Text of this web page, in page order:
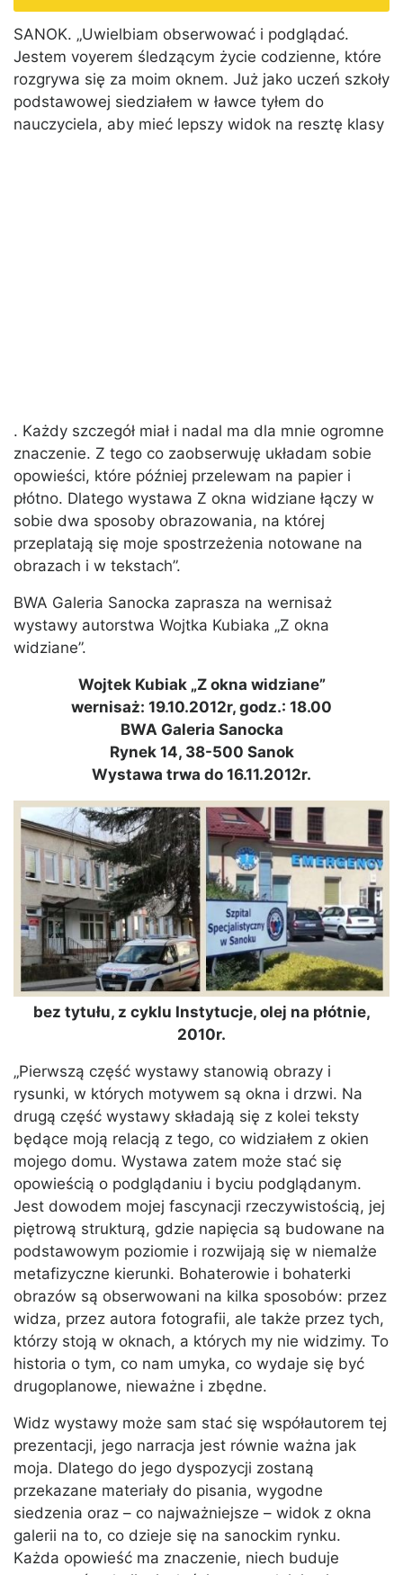
SANOK. „Uwielbiam obserwować i podglądać.
Jestem voyerem śledzącym życie codzienne, które
rozgrywa się za moim oknem. Już jako uczeń szkoły
podstawowej siedziałem w ławce tyłem do
nauczyciela, aby mieć lepszy widok na resztę klasy
. Każdy szczegół miał i nadal ma dla mnie ogromne
znaczenie. Z tego co zaobserwuję układam sobie
opowieści, które później przelewam na papier i
płótno. Dlatego wystawa Z okna widziane łączy w
sobie dwa sposoby obrazowania, na której
przeplatają się moje spostrzeżenia notowane na
obrazach i w tekstach”.
BWA Galeria Sanocka zaprasza na wernisaż
wystawy autorstwa Wojtka Kubiaka „Z okna
widziane”.
Wojtek Kubiak „Z okna widziane”
wernisaż: 19.10.2012r, godz.: 18.00
BWA Galeria Sanocka
Rynek 14, 38-500 Sanok
Wystawa trwa do 16.11.2012r.
bez tytułu, z cyklu Instytucje, olej na płótnie,
2010r.
„Pierwszą część wystawy stanowią obrazy i
rysunki, w których motywem są okna i drzwi. Na
drugą część wystawy składają się z kolei teksty
będące moją relacją z tego, co widziałem z okien
mojego domu. Wystawa zatem może stać się
opowieścią o podglądaniu i byciu podglądanym.
Jest dowodem mojej fascynacji rzeczywistością, jej
piętrową strukturą, gdzie napięcia są budowane na
podstawowym poziomie i rozwijają się w niemalże
metafizyczne kierunki. Bohaterowie i bohaterki
obrazów są obserwowani na kilka sposobów: przez
widza, przez autora fotografii, ale także przez tych,
którzy stoją w oknach, a których my nie widzimy. To
historia o tym, co nam umyka, co wydaje się być
drugoplanowe, nieważne i zbędne.
Widz wystawy może sam stać się współautorem tej
prezentacji, jego narracja jest równie ważna jak
moja. Dlatego do jego dyspozycji zostaną
przekazane materiały do pisania, wygodne
siedzenia oraz – co najważniejsze – widok z okna
galerii na to, co dzieje się na sanockim rynku.
Każda opowieść ma znaczenie, niech buduje